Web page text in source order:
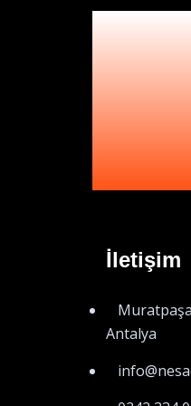
İletişim
Antalya